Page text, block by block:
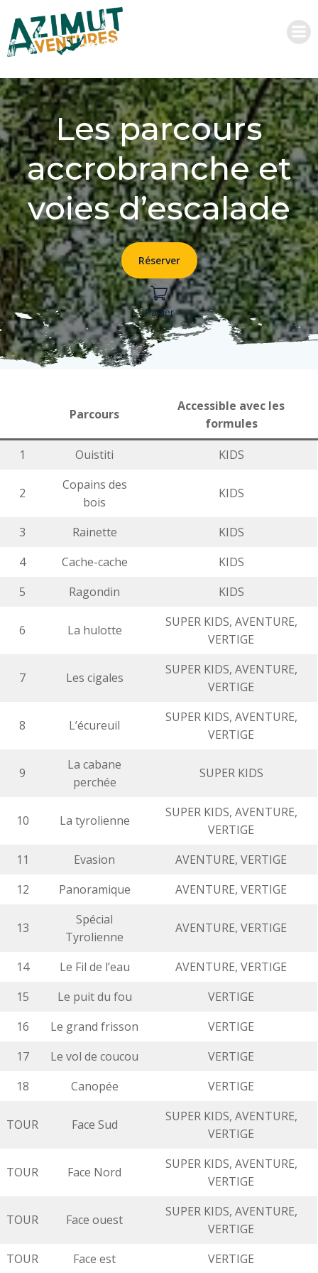
Les parcours
accrobranche et
voies d’escalade
Réserver
Panier
Parcours
Accessible avec les
formules
1
Ouistiti KIDS
2
Copains des
bois
KIDS
3 Rainette
KIDS
4
Cache-cache
KIDS
5
Ragondin KIDS
6 La hulotte
SUPER KIDS, AVENTURE,
VERTIGE
7 Les cigales
SUPER KIDS, AVENTURE,
VERTIGE
8 L’écureuil
SUPER KIDS, AVENTURE,
VERTIGE
9
La cabane
perchée
SUPER KIDS
10 La tyrolienne
SUPER KIDS, AVENTURE,
VERTIGE
11
Evasion
AVENTURE, VERTIGE
12
Panoramique AVENTURE, VERTIGE
13
Spécial
Tyrolienne
AVENTURE, VERTIGE
14 Le Fil de l’eau
AVENTURE, VERTIGE
15
Le puit du fou
VERTIGE
16
Le grand frisson
VERTIGE
17
Le vol de coucou
VERTIGE
18
Canopée VERTIGE
TOUR Face Sud
SUPER KIDS, AVENTURE,
VERTIGE
TOUR Face Nord
SUPER KIDS, AVENTURE,
VERTIGE
TOUR Face ouest
SUPER KIDS, AVENTURE,
VERTIGE
TOUR
Face est VERTIGE